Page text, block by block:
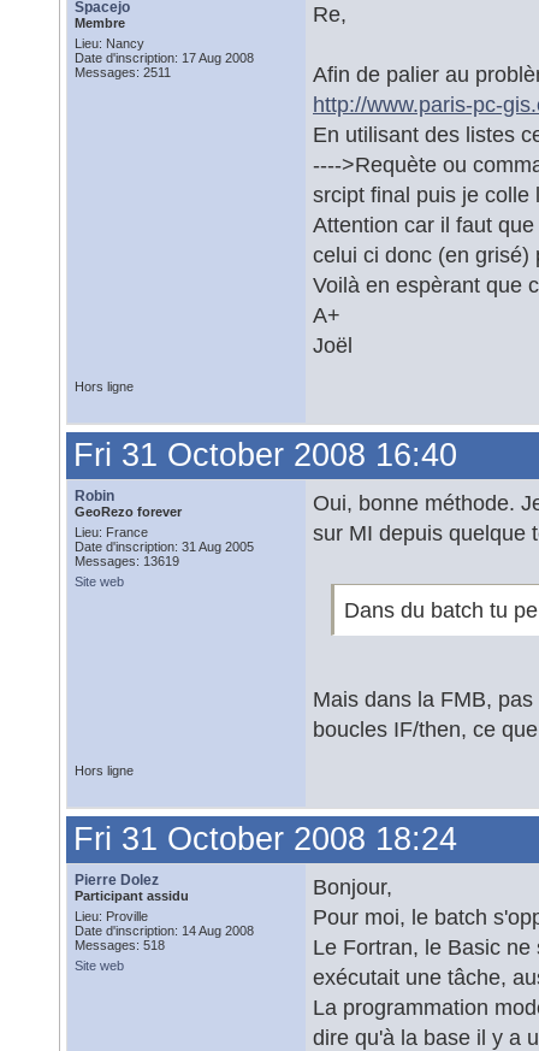
Spacejo
Membre
Lieu: Nancy
Date d'inscription: 17 Aug 2008
Messages: 2511
Re,
Afin de palier au
http://www.paris-pc-
En utilisant des listes
---->Requète ou
srcipt final puis je colle
Attention car il faut
celui ci donc (en grisé)
Voilà en espèrant que
A+
Joël
Hors ligne
Fri 31 October 2008 16:40
Robin
GeoRezo forever
Lieu: France
Date d'inscription: 31 Aug 2005
Messages: 13619
Site web
Oui, bonne méthode.
sur MI depuis quelque
Dans du batch tu
Mais dans la FMB,
boucles IF/then, ce
Hors ligne
Fri 31 October 2008 18:24
Pierre Dolez
Participant assidu
Lieu: Proville
Date d'inscription: 14 Aug 2008
Messages: 518
Site web
Bonjour,
Pour moi, le batch
Le Fortran, le Basic
exécutait une tâche,
La programmation
dire qu'à la base il y a